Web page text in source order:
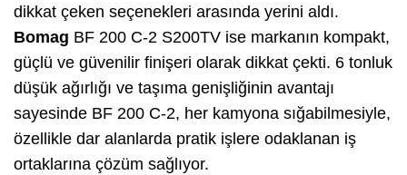
dikkat çeken seçenekleri arasında yerini aldı.
Bomag BF 200 C-2 S200TV ise markanın kompakt,
güçlü ve güvenilir finişeri olarak dikkat çekti. 6 tonluk
düşük ağırlığı ve taşıma genişliğinin avantajı
sayesinde BF 200 C-2, her kamyona sığabilmesiyle,
özellikle dar alanlarda pratik işlere odaklanan iş
ortaklarına çözüm sağlıyor.